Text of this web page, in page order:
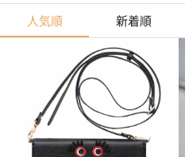
人気順 新着順